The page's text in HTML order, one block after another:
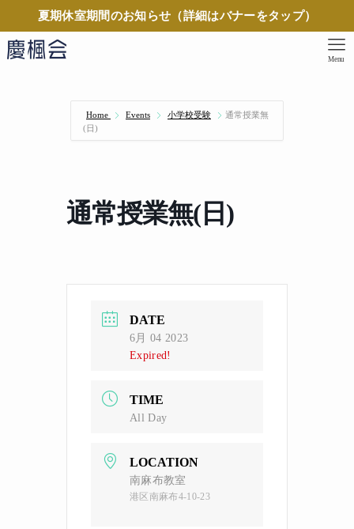
夏期休室期間のお知らせ（詳細はバナーをタップ）
Menu
Home Events 小学校受験
通常授業無
(日)
通常授業無(日)
DATE
6月 04 2023
Expired!
TIME
All Day
LOCATION
南麻布教室
港区南麻布4-10-23